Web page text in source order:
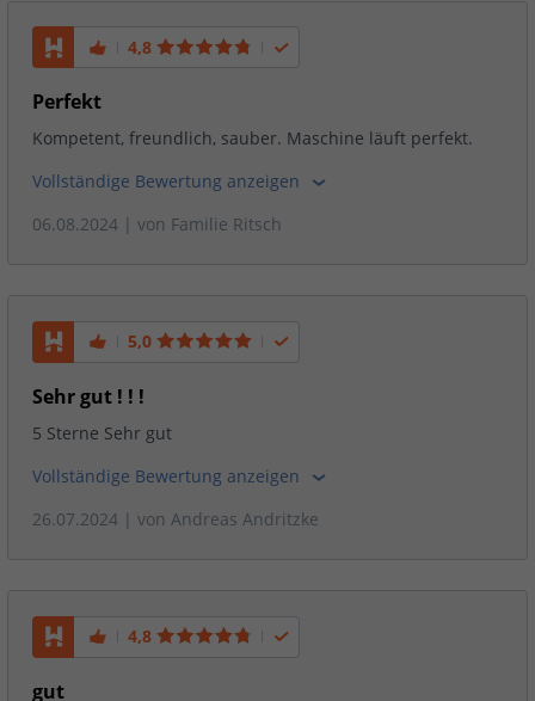
4,8
Perfekt
Kompetent, freundlich, sauber. Maschine läuft perfekt.
Vollständige Bewertung anzeigen
06.08.2024 | von Familie Ritsch
5,0
Sehr gut ! ! !
5 Sterne Sehr gut
Vollständige Bewertung anzeigen
26.07.2024 | von Andreas Andritzke
4,8
gut